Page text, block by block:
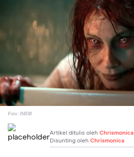
Foto: IMDB
Artikel ditulis oleh Chrismonica
Disunting oleh Chrismonica